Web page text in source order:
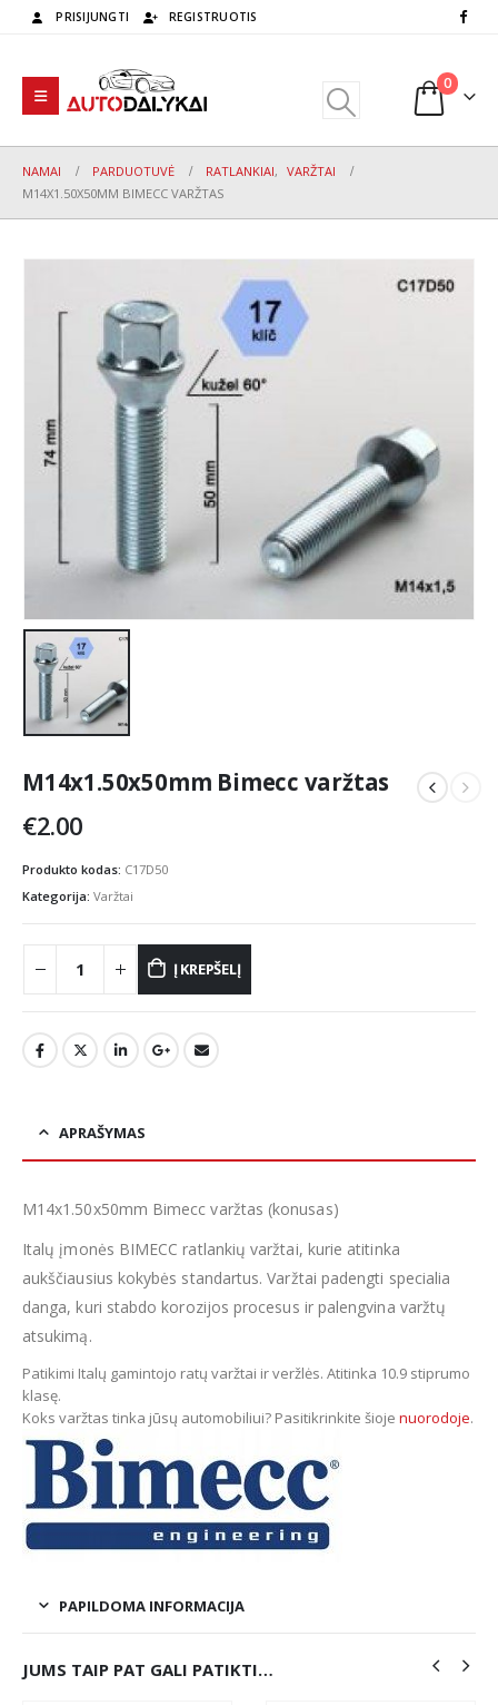
PRISIJUNGTI REGISTRUOTIS
0
NAMAI PARDUOTUVĖ RATLANKIAI, VARŽTAI
M14X1.50X50MM BIMECC VARŽTAS
M14x1.50x50mm Bimecc varžtas
€2.00
Produkto kodas: C17D50
Kategorija: Varžtai
Į KREPŠELĮ
APRAŠYMAS
M14x1.50x50mm Bimecc varžtas (konusas)
Italų įmonės BIMECC ratlankių varžtai, kurie atitinka
aukščiausius kokybės standartus. Varžtai padengti specialia
danga, kuri stabdo korozijos procesus ir palengvina varžtų
atsukimą.
Patikimi Italų gamintojo ratų varžtai ir veržlės. Atitinka 10.9 stiprumo
klasę.
Koks varžtas tinka jūsų automobiliui? Pasitikrinkite šioje nuorodoje.
PAPILDOMA INFORMACIJA
JUMS TAIP PAT GALI PATIKTI…